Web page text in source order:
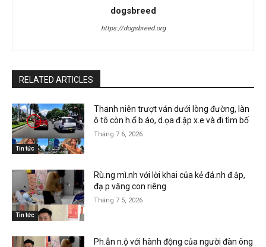
dogsbreed
https://dogsbreed.org
RELATED ARTICLES
Tin tức
Thanh niên trượt ván dưới lòng đường, làn
ô tô còn h.ổ b.áo, d.ọa đ.ập x.e và đi tìm bố
Tháng 7 6, 2026
Tin tức
Rù.ng mì.nh với lời khai của kẻ đá.nh đ.ập,
đạ.p văng con riêng
Tháng 7 5, 2026
Ph.ẫn n.ộ với hành động của người đàn ông